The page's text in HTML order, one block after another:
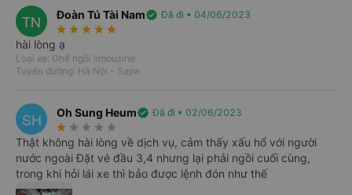
Nhiều chuyến xe giá tốt mỗi ngày trên Vexere
TN Đoàn Tú Tài Namverified Đã đi • 04/06/2023
star_rate star_rate star_rate star_rate star_rate
hài lòng ạ
Loại xe: Ghế ngồi limousine
Tuyến đường: Hà Nội - Sapa
SH Oh Sung Heumverified Đã đi • 02/06/2023
star_rate star_rate star_rate star_rate star_rate
Thật không hài lòng về dịch vụ, cảm thấy xấu hổ với người
nước ngoài Đặt vé đầu 3,4 nhưng lại phải ngồi cuối cùng,
trong khi hỏi lái xe thì bảo được lệnh đón như thế